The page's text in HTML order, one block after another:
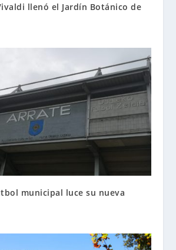
llenó el Jardín Botánico de
municipal luce su nueva